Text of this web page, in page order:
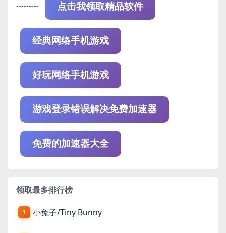
--------- 点击我领取精品软件
经典网络手机游戏
好玩网络手机游戏
游戏登录错误解决免费加速器
免费的加速器大全
领取最多排行榜
1 小兔子/Tiny Bunny